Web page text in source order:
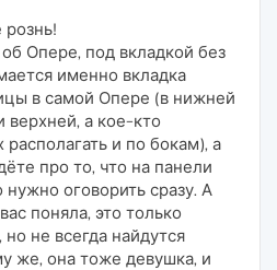
рознь!
Опере, под вкладкой без
именно вкладка
в самой Опере (в нижней
верхней, а кое-кто
располагать и по бокам), а
про то, что на панели
нужно оговорить сразу. А
поняла, это только
но не всегда найдутся
же, она тоже девушка, и